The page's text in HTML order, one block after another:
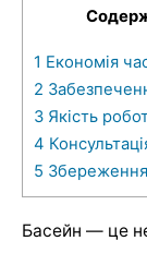
1 Економія
2
3 Якість
4
5 Збереження
Басейн — це